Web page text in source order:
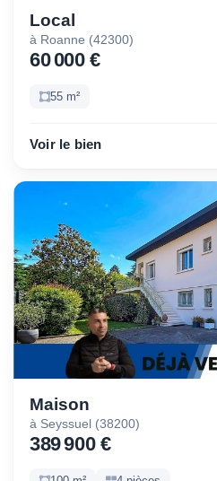
Local
à Roanne (42300)
60 000 €
55 m²
Voir le bien
Maison
à Seyssuel (38200)
389 900 €